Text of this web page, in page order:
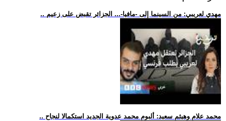
.. مهدي لعريبي: من السينما إلى -مافيا-... الجزائر تقبض على زعيم
.. محمد علام وهيثم سعيد: ألبوم محمد عدوية الجديد استكمالا لنجاح